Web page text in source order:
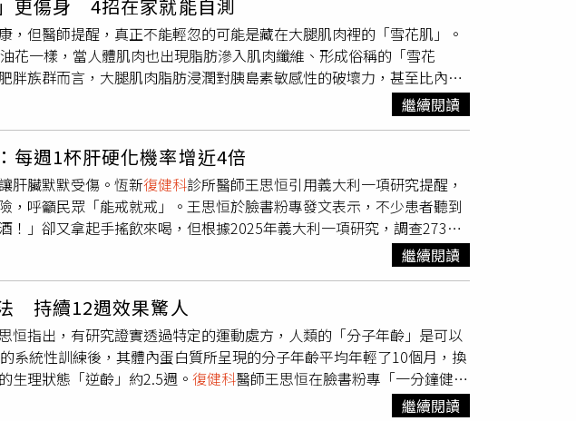
降溫以及補充水分與電解質改善。熱衰竭別硬撐 頭暈、噁心、疲倦
溫通常介於38至40°C之間，常見症狀包括頭暈、頭痛、噁心、虛弱、
，移至陰涼處休息，並補充水分與降溫。中暑是醫療急症 30分鐘內快
，也是醫療急症。當核心體溫超過40°C，並伴隨意識混亂、昏迷或其
出現呼吸困難、心跳過快及血壓下降等症狀，嚴重時可造成多重器官衰
移至陰涼環境，並盡快進行冰水或冷水浸泡降溫。研究顯示，若能在發
好。因此，中暑患者應在現場降溫後盡速送醫治療。【延伸閱讀】瘋
冰熱敷」緩解痠痛跑步容易傷膝蓋？專家：是你跑錯了！掌握3點從
readnews.php?id=69315
素敏感度，同時降低內臟脂肪堆積，身體有機會朝較健康的狀態改
慢性疾病共同發生的風險。
些數據大部分是來自打石膏或住院的人，打石膏跟沒去健身是完全不
肉完全斷電關機，而沒健身只是進入待機模式，系統其實還在背景默默
馬桶上站起來等日常行為，之所以能守住肌肉，是因為這些動作全都
是跟深蹲同一批肌肉。王思恒也提醒，相關研究只在「2到3週」這個範
量還是會明顯退步，如果真的遇到要停練的狀況，先別焦慮，日常生活
真正該怕的，從來不是這2、3週沒練，而是你被前功盡棄的愧疚感壓
更傷身 4招在家就能自測
，但醫師提醒，真正不能輕忽的可能是藏在大腿肌肉裡的「雪花肌」。
花一樣，當人體肌肉也出現脂肪滲入肌肉纖維、形成俗稱的「雪花
胖族群而言，大腿肌肉脂肪浸潤對胰島素敏感性的破壞力，甚至比內臟
，也可能提高肌少症發生機率，因此「大腿雪花人」比單純有大肚腩更
」分享，過去醫學界曾認為肌肉內脂肪增加只是老化的自然現象，但近
增加糖尿病及代謝疾病風險。他引用刊登於國際醫學期刊
與心血管疾病、糖尿病密切相關，但針對肥胖族群的分析卻發現，大
內臟脂肪更明顯。換句話說，即使腹部脂肪沒有特別突出，只要大腿脂
依然可能提高罹患糖尿病及肌少症的風險，因此不能只看體重或腰圍，
「雪花肌」，王思恒表示，許多人減重只靠節食，雖然體重會下降，大
配減重，大腿雪花肌及內臟脂肪的改善幅度，可達單純節食的近兩倍。
肌肉深層的脂肪，仍必須透過規律運動才能有效清除，因此想降低糖
活動。王思恒也提供4項可在家進行的簡易檢測，協助民眾初步了解
晃明顯或必須扶牆才能完成，代表下肢控制能力可能退化；第二，30秒
下，代表肌力可能不足；第三，測量小腿圍，男性小於34公分、女性小
症工作小組（AWGS 2019）評估標準；第四，測量腰圍，男性大於或等
脂較高，肌肉內出現脂肪浸潤的機率也相對增加。想預防「雪花肌」，
繼續閱讀
週1杯肝硬化機率增近4倍
肝臟默默受傷。恆新復健科診所醫師王思恒引用義大利一項研究提醒，
，呼籲民眾「能戒就戒」。王思恒於臉書粉專發文表示，不少患者聽到
！」卻又拿起手搖飲來喝，但根據2025年義大利一項研究，調查273位
頻率，再用超音波機器測量肝臟硬化程度，結果發現每週喝超過1杯的
不喝者的3.77倍。王思恒提到，研究也顯示，即使研究人員排除了年
的關聯性依然存在，這也意味著含糖飲料對肝臟的傷害，不只是讓人變
飲裡加的通常是「高果糖糖漿」，與全身細胞都能幫忙消耗的葡萄糖
臟一次處理不了這麼多果糖，只好通通把它們變成脂肪儲存，最後因為
提醒，台灣到處都是手搖飲，台灣人的糖分攝取量可能比義大利人還驚
行率也高，如果剛好就是「糖友」又有「脂肪肝」，就要特別注意。王
是「橫斷面研究」，不能百分之百斷定是飲料「導致」肝硬化，也可能
繼續閱讀
持續12週效果驚人
恒指出，有研究證實透過特定的運動處方，人類的「分子年齡」是可以
系統性訓練後，其體內蛋白質所呈現的分子年齡平均年輕了10個月，換
生理狀態「逆齡」約2.5週。 復健科醫師王思恒在臉書粉專「一分鐘健身
析血液中204種隨年齡變化的蛋白質濃度，所勾勒出的「老化指紋」。
繼續閱讀